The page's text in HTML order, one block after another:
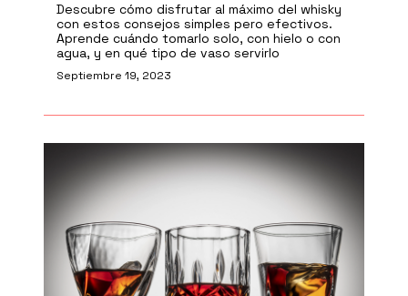
Descubre cómo disfrutar al máximo del whisky
con estos consejos simples pero efectivos.
Aprende cuándo tomarlo solo, con hielo o con
agua, y en qué tipo de vaso servirlo
Septiembre 19, 2023